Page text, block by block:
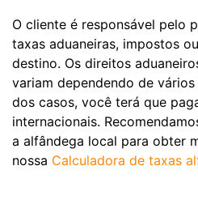
O cliente é responsável pelo
taxas aduaneiras, impostos
destino. Os direitos
variam dependendo de
dos casos, você terá que
internacionais.
a alfândega local para obter
nossa Calculadora de taxas